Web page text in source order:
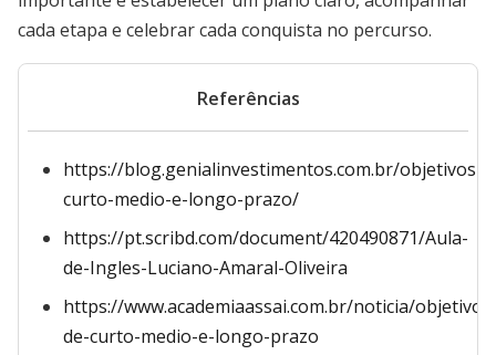
cada etapa e celebrar cada conquista no percurso.
Referências
https://blog.genialinvestimentos.com.br/objetivos-
curto-medio-e-longo-prazo/
https://pt.scribd.com/document/420490871/Aula-
de-Ingles-Luciano-Amaral-Oliveira
https://www.academiaassai.com.br/noticia/
de-curto-medio-e-longo-prazo